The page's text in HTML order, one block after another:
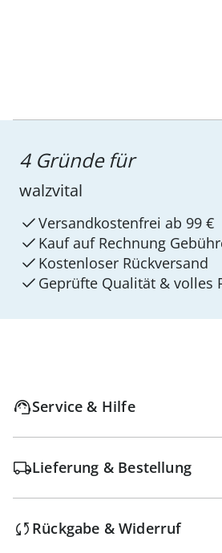
4 Gründe für
walzvital
Versandkostenfrei ab 99 €
Kauf auf Rechnung
Kostenloser Rückversand
Geprüfte Qualität & volles
Service & Hilfe
Lieferung & Bestellung
Rückgabe & Widerruf